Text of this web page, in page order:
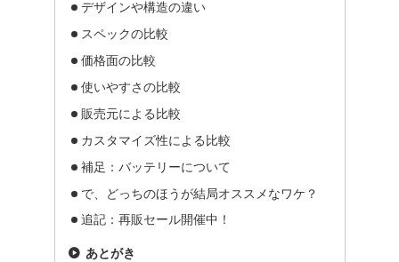
デザインや構造の違い
スペックの比較
価格面の比較
使いやすさの比較
販売元による比較
カスタマイズ性による比較
補足：バッテリーについて
で、どっちのほうが結局オススメなワケ？
追記：再販セール開催中！
あとがき